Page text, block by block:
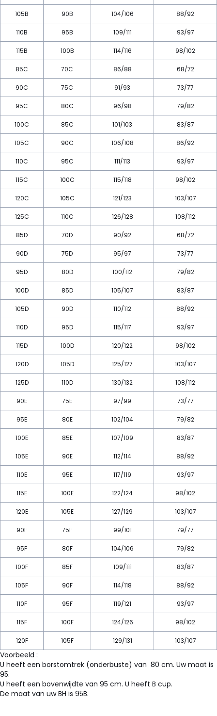
105B 90B 104/106 88/92
110B 95B 109/111 93/97
115B 100B 114/116 98/102
85C 70C 86/88 68/72
90C 75C 91/93 73/77
95C 80C 96/98 79/82
100C 85C 101/103 83/87
105C 90C 106/108 86/92
110C 95C 111/113 93/97
115C 100C 115/118 98/102
120C 105C 121/123 103/107
125C 110C 126/128 108/112
85D 70D 90/92 68/72
90D 75D 95/97 73/77
95D 80D 100/112 79/82
100D 85D 105/107 83/87
105D 90D 110/112 88/92
110D 95D 115/117 93/97
115D 100D 120/122 98/102
120D 105D 125/127 103/107
125D 110D 130/132 108/112
90E 75E 97/99 73/77
95E 80E 102/104 79/82
100E 85E 107/109 83/87
105E 90E 112/114 88/92
110E 95E 117/119 93/97
115E 100E 122/124 98/102
120E 105E 127/129 103/107
90F 75F 99/101 79/77
95F 80F 104/106 79/82
100F 85F 109/111 83/87
105F 90F 114/118 88/92
110F 95F 119/121 93/97
115F 100F 124/126 98/102
120F 105F 129/131 103/107
Voorbeeld :
U heeft een borstomtrek (onderbuste) van 80 cm. Uw maat is
95.
U heeft een bovenwijdte van 95 cm. U heeft B cup.
De maat van uw BH is 95B.